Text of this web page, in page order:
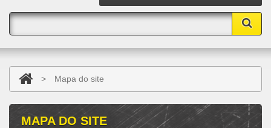
> Mapa do site
MAPA DO SITE